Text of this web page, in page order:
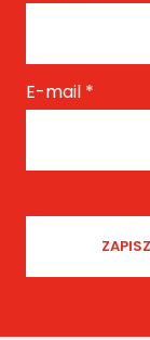
E-mail *